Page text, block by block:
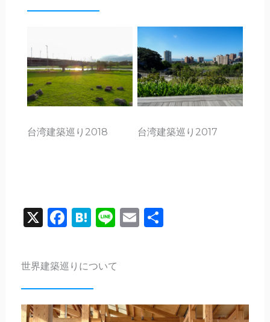
台湾建築巡り2018 台湾建築巡り2017
FacebookEmail
Line
Hatena
X
共
世界建築巡りについて